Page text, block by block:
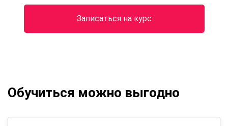
Записаться на курс
Обучиться можно выгодно